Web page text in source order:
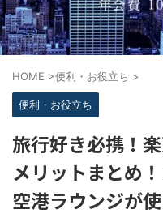
HOME >便利・お役立ち >
便利・お役立ち
旅行好き必携！
メリットまとめ
空港ラウンジが